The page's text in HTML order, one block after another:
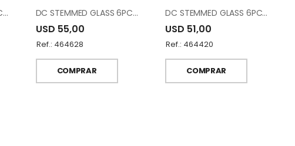
DC STEMMED GLASS 6PCS M0041536-000772 DC STEMMED GLASS 6PCS M0420015-000353
USD 55,00
Ref.: 464628
COMPRAR
DC STEMMED GLASS 6PCS M0041536-000901
USD 51,00
Ref.: 464420
COMPRAR